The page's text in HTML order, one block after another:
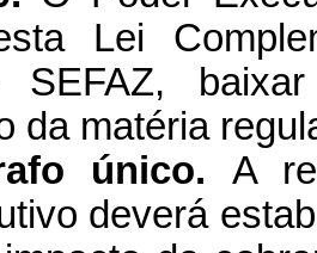
Lei
SEFAZ,
da matéria
único. A
deverá